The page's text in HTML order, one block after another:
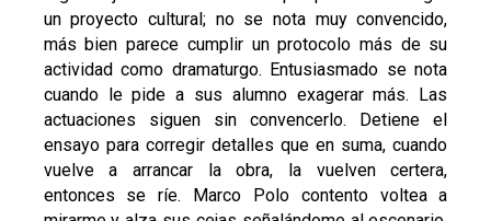
un proyecto cultural; no se nota muy convencido,
más bien parece cumplir un protocolo más de su
actividad como dramaturgo. Entusiasmado se nota
cuando le pide a sus alumno exagerar más. Las
actuaciones siguen sin convencerlo. Detiene el
ensayo para corregir detalles que en suma, cuando
vuelve a arrancar la obra, la vuelven certera,
entonces se ríe. Marco Polo contento voltea a